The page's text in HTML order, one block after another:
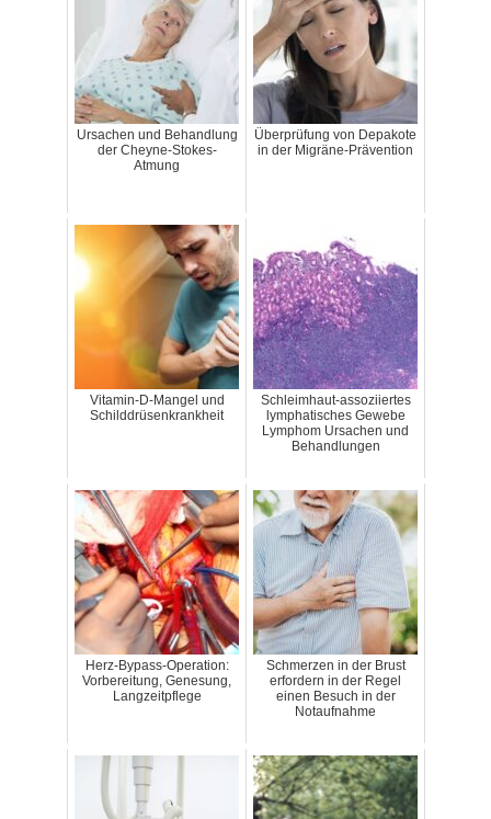
Ursachen und Behandlung
der Cheyne-Stokes-
Atmung
Überprüfung von Depakote
in der Migräne-Prävention
Vitamin-D-Mangel und
Schilddrüsenkrankheit
Schleimhaut-assoziiertes
lymphatisches Gewebe
Lymphom Ursachen und
Behandlungen
Herz-Bypass-Operation:
Vorbereitung, Genesung,
Langzeitpflege
Schmerzen in der Brust
erfordern in der Regel
einen Besuch in der
Notaufnahme